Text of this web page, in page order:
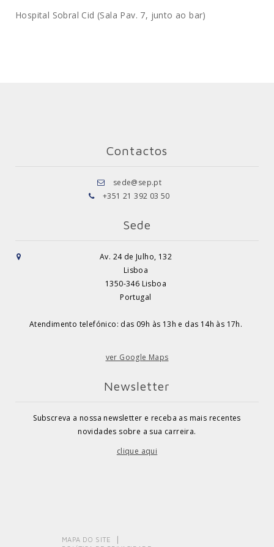
Hospital Sobral Cid (Sala Pav. 7, junto ao bar)
Contactos
sede@sep.pt
+351 21 392 03 50
Sede
Av. 24 de Julho, 132
Lisboa
1350-346 Lisboa
Portugal
Atendimento telefónico: das 09h às 13h e das 14h às 17h.
ver Google Maps
Newsletter
Subscreva a nossa newsletter e receba as mais recentes
novidades sobre a sua carreira.
clique aqui
MAPA DO SITE